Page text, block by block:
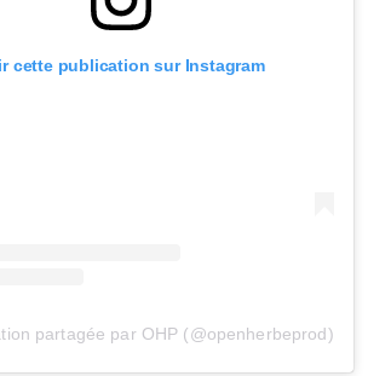
cette publication sur Instagram
partagée par OHP (@openherbeprod)